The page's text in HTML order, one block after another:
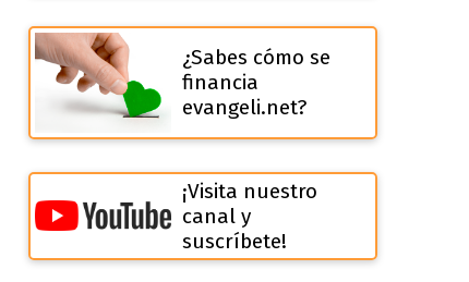
¿Sabes cómo se
financia
evangeli.net?
¡Visita nuestro
canal y
suscríbete!